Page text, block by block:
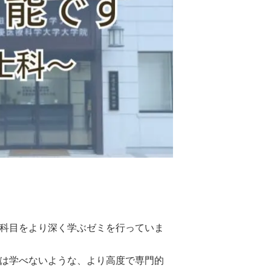
目をより深く学ぶゼミを行っていま
学べないような、より高度で専門的